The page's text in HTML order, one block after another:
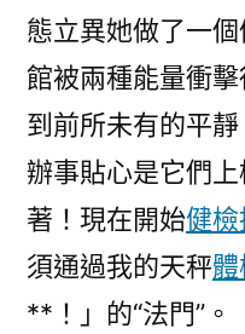
態立異她做了一
館被兩種能量衝
到前所未有的平
辦事貼心是它們
著！現在開始健檢
須通過我的天秤
**！」的“法門”。